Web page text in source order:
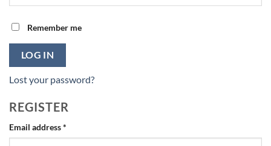
Remember me
LOG IN
Lost your password?
REGISTER
Email address*